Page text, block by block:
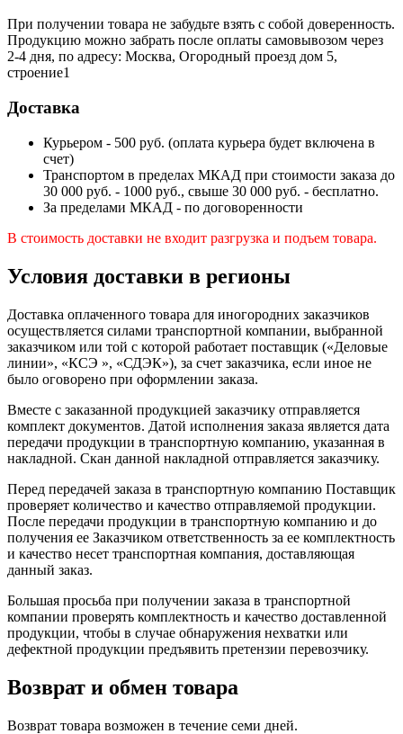
При получении товара не забудьте взять с собой доверенность.
Продукцию можно забрать после оплаты самовывозом через
2-4 дня, по адресу: Москва, Огородный проезд дом 5,
строение1
Доставка
Курьером - 500 руб. (оплата курьера будет включена в
счет)
Транспортом в пределах МКАД при стоимости заказа до
30 000 руб. - 1000 руб., свыше 30 000 руб. - бесплатно.
За пределами МКАД - по договоренности
В стоимость доставки не входит разгрузка и подъем товара.
Условия доставки в регионы
Доставка оплаченного товара для иногородних заказчиков
осуществляется силами транспортной компании, выбранной
заказчиком или той с которой работает поставщик («Деловые
линии», «КСЭ », «СДЭК»), за счет заказчика, если иное не
было оговорено при оформлении заказа.
Вместе с заказанной продукцией заказчику отправляется
комплект документов. Датой исполнения заказа является дата
передачи продукции в транспортную компанию, указанная в
накладной. Скан данной накладной отправляется заказчику.
Перед передачей заказа в транспортную компанию Поставщик
проверяет количество и качество отправляемой продукции.
После передачи продукции в транспортную компанию и до
получения ее Заказчиком ответственность за ее комплектность
и качество несет транспортная компания, доставляющая
данный заказ.
Большая просьба при получении заказа в транспортной
компании проверять комплектность и качество доставленной
продукции, чтобы в случае обнаружения нехватки или
дефектной продукции предъявить претензии перевозчику.
Возврат и обмен товара
Возврат товара возможен в течение семи дней.